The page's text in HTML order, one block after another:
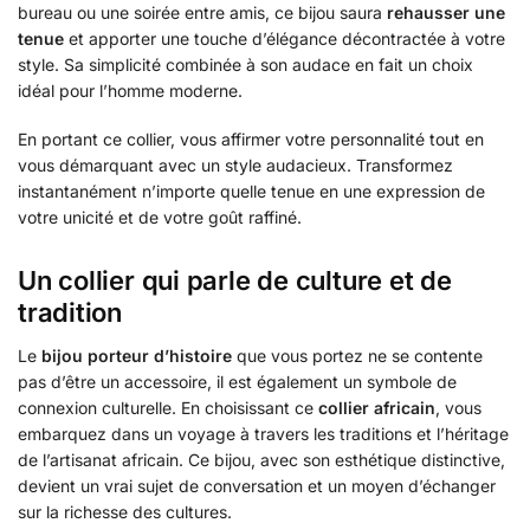
bureau ou une soirée entre amis, ce bijou saura rehausser une
tenue et apporter une touche d’élégance décontractée à votre
style. Sa simplicité combinée à son audace en fait un choix
idéal pour l’homme moderne.
En portant ce collier, vous affirmer votre personnalité tout en
vous démarquant avec un style audacieux. Transformez
instantanément n’importe quelle tenue en une expression de
votre unicité et de votre goût raffiné.
Un collier qui parle de culture et de
tradition
Le bijou porteur d’histoire que vous portez ne se contente
pas d’être un accessoire, il est également un symbole de
connexion culturelle. En choisissant ce collier africain, vous
embarquez dans un voyage à travers les traditions et l’héritage
de l’artisanat africain. Ce bijou, avec son esthétique distinctive,
devient un vrai sujet de conversation et un moyen d’échanger
sur la richesse des cultures.